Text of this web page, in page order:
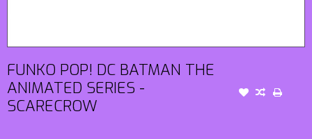
FUNKO POP! DC BATMAN THE
ANIMATED SERIES -
SCARECROW